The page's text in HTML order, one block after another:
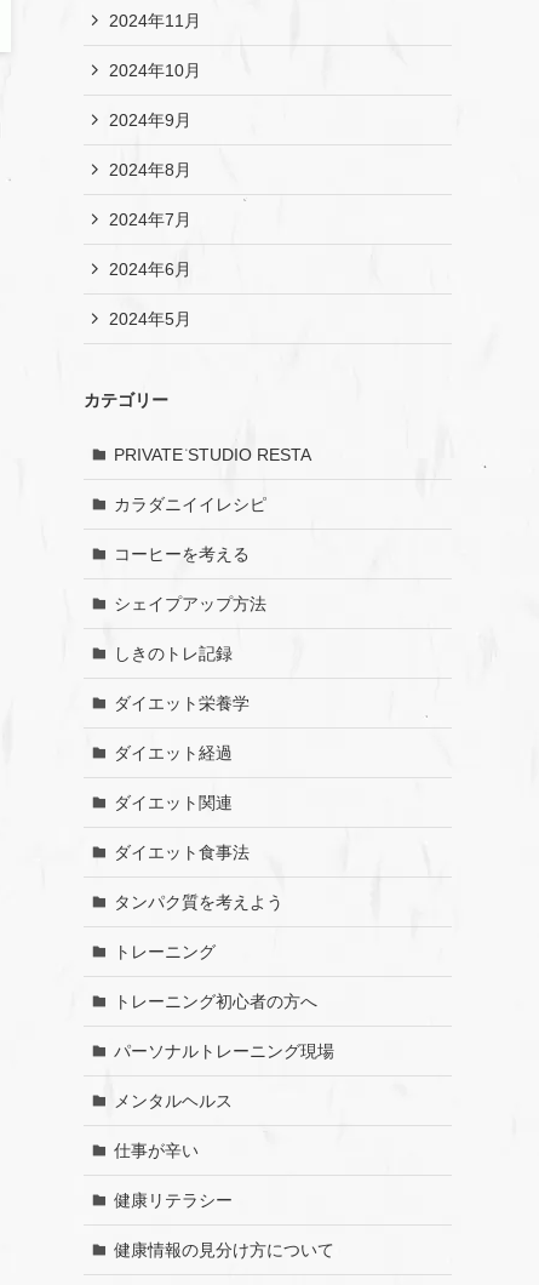
2024年11月
2024年10月
2024年9月
2024年8月
2024年7月
2024年6月
2024年5月
カテゴリー
PRIVATE STUDIO RESTA
カラダニイイレシピ
コーヒーを考える
シェイプアップ方法
しきのトレ記録
ダイエット栄養学
ダイエット経過
ダイエット関連
ダイエット食事法
タンパク質を考えよう
トレーニング
トレーニング初心者の方へ
パーソナルトレーニング現場
メンタルヘルス
仕事が辛い
健康リテラシー
健康情報の見分け方について